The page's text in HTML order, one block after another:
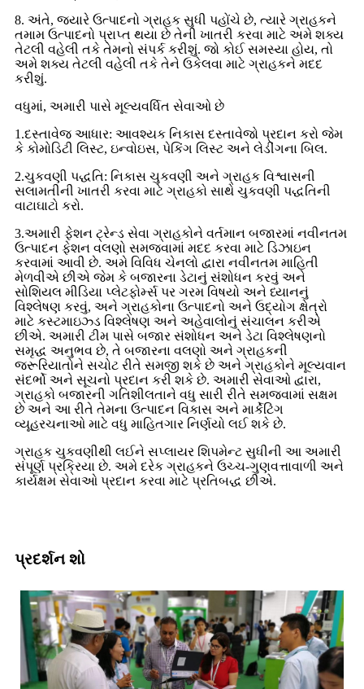
8. અંતે, જ્યારે ઉત્પાદનો ગ્રાહક સુધી પહોંચે છે, ત્યારે ગ્રાહકને
તમામ ઉત્પાદનો પ્રાપ્ત થયા છે તેની ખાતરી કરવા માટે અમે શક્ય
તેટલી વહેલી તકે તેમનો સંપર્ક કરીશું. જો કોઈ સમસ્યા હોય, તો
અમે શક્ય તેટલી વહેલી તકે તેને ઉકેલવા માટે ગ્રાહકને મદદ
કરીશું.
વધુમાં, અમારી પાસે મૂલ્યવર્ધિત સેવાઓ છે
1.દસ્તાવેજ આધાર: આવશ્યક નિકાસ દસ્તાવેજો પ્રદાન કરો જેમ
કે કોમોડિટી લિસ્ટ, ઇન્વોઇસ, પેકિંગ લિસ્ટ અને લેડીંગના બિલ.
2.ચુકવણી પદ્ધતિ: નિકાસ ચુકવણી અને ગ્રાહક વિશ્વાસની
સલામતીની ખાતરી કરવા માટે ગ્રાહકો સાથે ચુકવણી પદ્ધતિની
વાટાઘાટો કરો.
3.અમારી ફેશન ટ્રેન્ડ સેવા ગ્રાહકોને વર્તમાન બજારમાં નવીનતમ
ઉત્પાદન ફેશન વલણો સમજવામાં મદદ કરવા માટે ડિઝાઇન
કરવામાં આવી છે. અમે વિવિધ ચેનલો દ્વારા નવીનતમ માહિતી
મેળવીએ છીએ જેમ કે બજારના ડેટાનું સંશોધન કરવું અને
સોશિયલ મીડિયા પ્લેટફોર્મ્સ પર ગરમ વિષયો અને ધ્યાનનું
વિશ્લેષણ કરવું, અને ગ્રાહકોના ઉત્પાદનો અને ઉદ્યોગ ક્ષેત્રો
માટે કસ્ટમાઇઝ્ડ વિશ્લેષણ અને અહેવાલોનું સંચાલન કરીએ
છીએ. અમારી ટીમ પાસે બજાર સંશોધન અને ડેટા વિશ્લેષણનો
સમૃદ્ધ અનુભવ છે, તે બજારના વલણો અને ગ્રાહકની
જરૂરિયાતોને સચોટ રીતે સમજી શકે છે અને ગ્રાહકોને મૂલ્યવાન
સંદર્ભો અને સૂચનો પ્રદાન કરી શકે છે. અમારી સેવાઓ દ્વારા,
ગ્રાહકો બજારની ગતિશીલતાને વધુ સારી રીતે સમજવામાં સક્ષમ
છે અને આ રીતે તેમના ઉત્પાદન વિકાસ અને માર્કેટિંગ
વ્યૂહરચનાઓ માટે વધુ માહિતગાર નિર્ણયો લઈ શકે છે.
ગ્રાહક ચુકવણીથી લઈને સપ્લાયર શિપમેન્ટ સુધીની આ અમારી
સંપૂર્ણ પ્રક્રિયા છે. અમે દરેક ગ્રાહકને ઉચ્ચ-ગુણવત્તાવાળી અને
કાર્યક્ષમ સેવાઓ પ્રદાન કરવા માટે પ્રતિબદ્ધ છીએ.
પ્રદર્શન શો